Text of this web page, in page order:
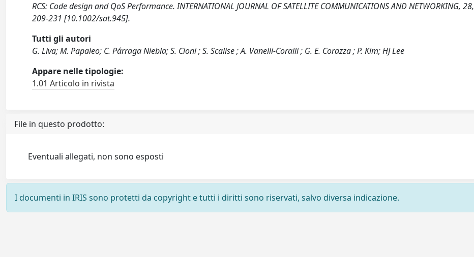
RCS: Code design and QoS Performance. INTERNATIONAL JOURNAL OF SATELLITE COMMUNICATIONS AND NETWORKING, 28,
209-231 [10.1002/sat.945].
Tutti gli autori
G. Liva; M. Papaleo; C. Párraga Niebla; S. Cioni ; S. Scalise ; A. Vanelli-Coralli ; G. E. Corazza ; P. Kim; HJ Lee
Appare nelle tipologie:
1.01 Articolo in rivista
File in questo prodotto:
Eventuali allegati, non sono esposti
I documenti in IRIS sono protetti da copyright e tutti i diritti sono riservati, salvo diversa indicazione.